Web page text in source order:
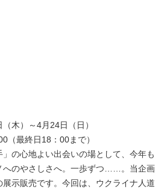
木）～4月24日（日）
（最終日18：00まで）
」の心地よい出会いの場として、今年も
へのやさしさへ。一歩ずつ……。当企画
示販売です。今回は、ウクライナ人道